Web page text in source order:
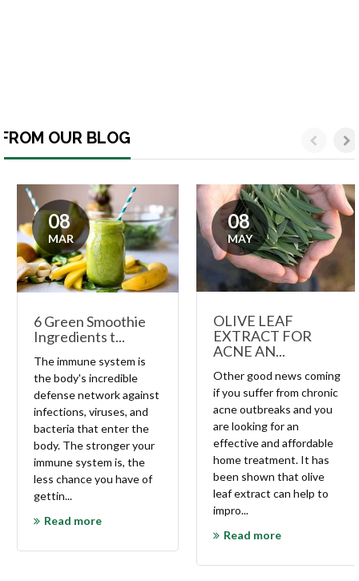
FROM OUR BLOG
08
MAR
6 Green Smoothie
Ingredients t...
The immune system is
the body's incredible
defense network against
infections, viruses, and
bacteria that enter the
body. The stronger your
immune system is, the
less chance you have of
gettin...
Read more
08
MAY
OLIVE LEAF
EXTRACT FOR
ACNE AN...
Other good news coming
if you suffer from chronic
acne outbreaks and you
are looking for an
effective and affordable
home treatment. It has
been shown that olive
leaf extract can help to
impro...
Read more